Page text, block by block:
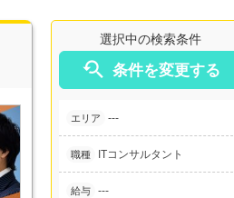
選択中の検索条件
 条件を変更する
エリア ---
職種 ITコンサルタント
給与 ---